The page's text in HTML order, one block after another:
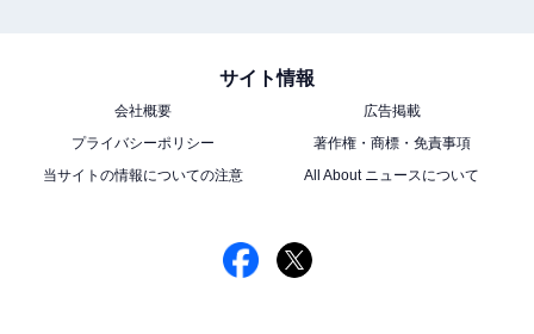
サイト情報
会社概要
広告掲載
プライバシーポリシー
著作権・商標・免責事項
当サイトの情報についての注意
All About ニュースについて